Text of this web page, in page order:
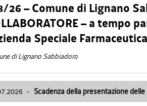
26 – Comune di Lignano
– a tempo
Speciale
di Lignano Sabbiadoro
- Scadenza della presentazione